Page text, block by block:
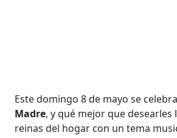
Este domingo 8 de mayo se
Madre, y qué mejor que desearles
reinas del hogar con un tema